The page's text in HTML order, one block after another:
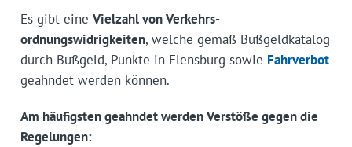
Es gibt eine Vielzahl von Verkehrs­
ordnungswidrigkeiten, welche gemäß Bußgeldkatalog
durch Bußgeld, Punkte in Flensburg sowie Fahrverbot
geahndet werden können.
Am häufigsten geahndet werden Verstöße gegen die
Regelungen: